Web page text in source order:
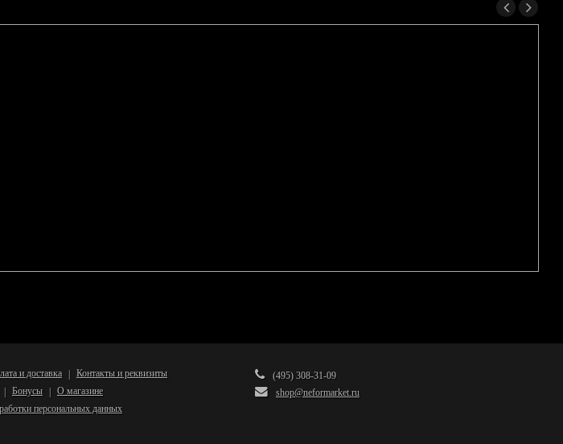
и доставка | Контакты и реквизиты
| Бонусы | О магазине
персональных данных
(495) 308-31-09
shop@neformarket.ru